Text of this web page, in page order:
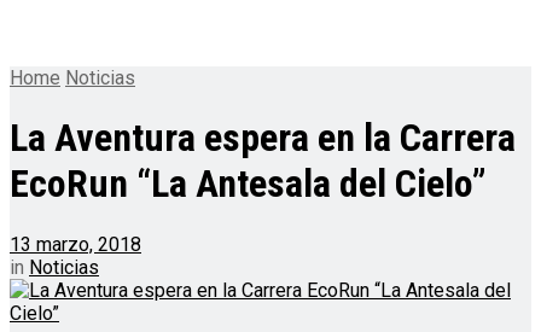
Home Noticias
La Aventura espera en la Carrera
EcoRun “La Antesala del Cielo”
13 marzo, 2018
in Noticias